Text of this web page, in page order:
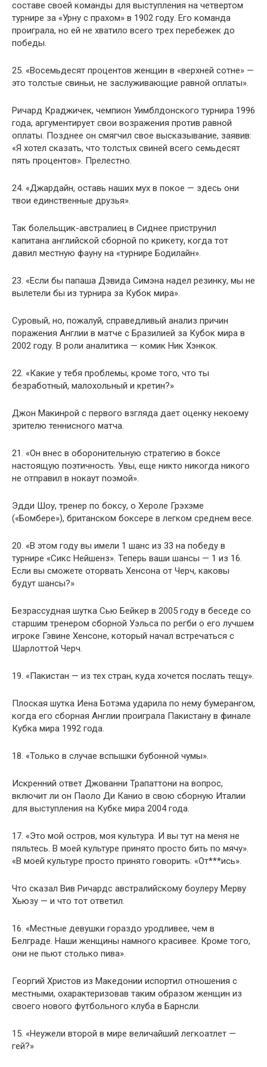
составе своей команды для выступления на четвертом
турнире за «Урну с прахом» в 1902 году. Его команда
проиграла, но ей не хватило всего трех перебежек до
победы.
25. «Восемьдесят процентов женщин в «верхней сотне» —
это толстые свиньи, не заслуживающие равной оплаты».
Ричард Краджичек, чемпион Уимблдонского турнира 1996
года, аргументирует свои возражения против равной
оплаты. Позднее он смягчил свое высказывание, заявив:
«Я хотел сказать, что толстых свиней всего семьдесят
пять процентов». Прелестно.
24. «Джардайн, оставь наших мух в покое — здесь они
твои единственные друзья».
Так болельщик-австралиец в Сиднее приструнил
капитана английской сборной по крикету, когда тот
давил местную фауну на «турнире Бодилайн».
23. «Если бы папаша Дэвида Симэна надел резинку, мы не
вылетели бы из турнира за Кубок мира».
Суровый, но, пожалуй, справедливый анализ причин
поражения Англии в матче с Бразилией за Кубок мира в
2002 году. В роли аналитика — комик Ник Хэнкок.
22. «Какие у тебя проблемы, кроме того, что ты
безработный, малохольный и кретин?»
Джон Макинрой с первого взгляда дает оценку некоему
зрителю теннисного матча.
21. «Он внес в оборонительную стратегию в боксе
настоящую поэтичность. Увы, еще никто никогда никого
не отправил в нокаут поэмой».
Эдди Шоу, тренер по боксу, о Хероле Грэхэме
(«Бомбере»), британском боксере в легком среднем весе.
20. «В этом году вы имели 1 шанс из 33 на победу в
турнире «Сикс Нейшенз». Теперь ваши шансы — 1 из 16.
Если вы сможете оторвать Хенсона от Черч, каковы
будут шансы?»
Безрассудная шутка Сью Бейкер в 2005 году в беседе со
старшим тренером сборной Уэльса по регби о его лучшем
игроке Гэвине Хенсоне, который начал встречаться с
Шарлоттой Черч.
19. «Пакистан — из тех стран, куда хочется послать тещу».
Плоская шутка Иена Ботэма ударила по нему бумерангом,
когда его сборная Англии проиграла Пакистану в финале
Кубка мира 1992 года.
18. «Только в случае вспышки бубонной чумы».
Искренний ответ Джованни Трапаттони на вопрос,
включит ли он Паоло Ди Канио в свою сборную Италии
для выступления на Кубке мира 2004 года.
17. «Это мой остров, моя культура. И вы тут на меня не
пяльтесь. В моей культуре принято просто бить по мячу».
«В моей культуре просто принято говорить: «От***ись».
Что сказал Вив Ричардс австралийскому боулеру Мерву
Хьюзу — и что тот ответил.
16. «Местные девушки гораздо уродливее, чем в
Белграде. Наши женщины намного красивее. Кроме того,
они не пьют столько пива».
Георгий Христов из Македонии испортил отношения с
местными, охарактеризовав таким образом женщин из
своего нового футбольного клуба в Барнсли.
15. «Неужели второй в мире величайший легкоатлет —
гей?»